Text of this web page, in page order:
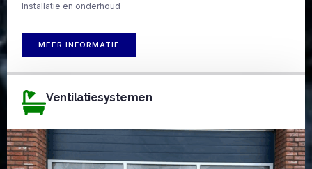
Installatie en onderhoud
MEER INFORMATIE
Ventilatiesystemen